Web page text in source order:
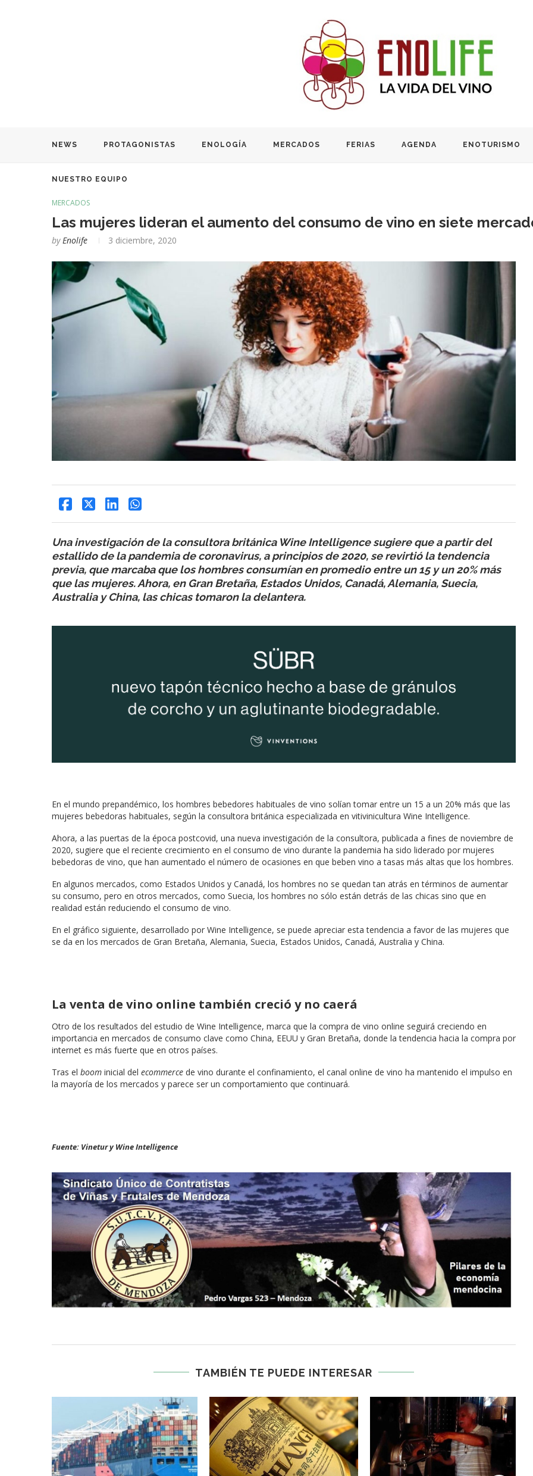
NEWS PROTAGONISTAS ENOLOGÍA MERCADOS FERIAS AGENDA ENOTURISMO
NUESTRO EQUIPO
MERCADOS
Las mujeres lideran el aumento del consumo de vino en siete
by Enolife 3 diciembre, 2020
Una investigación de la consultora británica Wine Intelligence sugiere que a partir del
estallido de la pandemia de coronavirus, a principios de 2020, se revirtió la tendencia
previa, que marcaba que los hombres consumían en promedio entre un 15 y un 20% más
que las mujeres. Ahora, en Gran Bretaña, Estados Unidos, Canadá, Alemania, Suecia,
Australia y China, las chicas tomaron la delantera.
En el mundo prepandémico, los hombres bebedores habituales de vino solían tomar entre un 15 a un 20% más que las
mujeres bebedoras habituales, según la consultora británica especializada en vitivinicultura Wine Intelligence.
Ahora, a las puertas de la época postcovid, una nueva investigación de la consultora, publicada a fines de noviembre de
2020, sugiere que el reciente crecimiento en el consumo de vino durante la pandemia ha sido liderado por mujeres
bebedoras de vino, que han aumentado el número de ocasiones en que beben vino a tasas más altas que los hombres.
En algunos mercados, como Estados Unidos y Canadá, los hombres no se quedan tan atrás en términos de aumentar
su consumo, pero en otros mercados, como Suecia, los hombres no sólo están detrás de las chicas sino que en
realidad están reduciendo el consumo de vino.
En el gráfico siguiente, desarrollado por Wine Intelligence, se puede apreciar esta tendencia a favor de las mujeres que
se da en los mercados de Gran Bretaña, Alemania, Suecia, Estados Unidos, Canadá, Australia y China.
La venta de vino online también creció y no caerá
Otro de los resultados del estudio de Wine Intelligence, marca que la compra de vino online seguirá creciendo en
importancia en mercados de consumo clave como China, EEUU y Gran Bretaña, donde la tendencia hacia la compra por
internet es más fuerte que en otros países.
Tras el boom inicial del ecommerce de vino durante el confinamiento, el canal online de vino ha mantenido el impulso en
la mayoría de los mercados y parece ser un comportamiento que continuará.
Fuente: Vinetur y Wine Intelligence
TAMBIÉN TE PUEDE INTERESAR